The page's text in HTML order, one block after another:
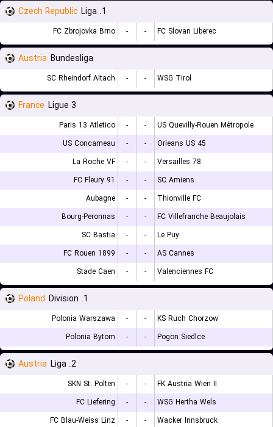
Czech Republic 1. Liga
FC Zbrojovka Brno - - FC Slovan Liberec
Austria Bundesliga
SC Rheindorf Altach - - WSG Tirol
France Ligue 3
Paris 13 Atletico - -
US Quevilly-Rouen Métropole
US Concarneau
- -
Orleans US 45
La Roche VF
- -
Versailles 78
FC Fleury 91
- -
SC Amiens
Aubagne
- -
Thionville FC
Bourg-Peronnas
- -
FC Villefranche Beaujolais
SC Bastia
- -
Le Puy
FC Rouen 1899
- -
AS Cannes
Stade Caen
- - Valenciennes FC
Poland 1. Division
Polonia Warszawa - -
KS Ruch Chorzow
Polonia Bytom
- - Pogon Siedlce
Austria 2. Liga
SKN St. Polten - -
FK Austria Wien II
FC Liefering
- -
WSG Hertha Wels
FC Blau-Weiss Linz
- - Wacker Innsbruck